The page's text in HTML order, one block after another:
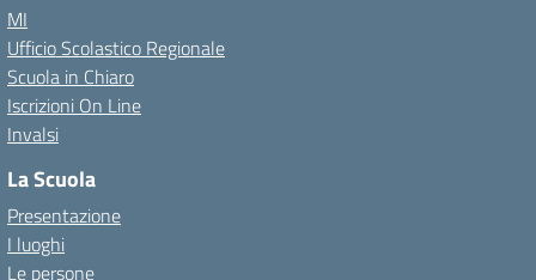
MI
Ufficio Scolastico Regionale
Scuola in Chiaro
Iscrizioni On Line
Invalsi
La Scuola
Presentazione
I luoghi
Le persone